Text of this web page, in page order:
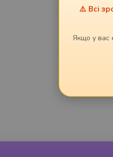
⚠️ Всі
Якщо у вас